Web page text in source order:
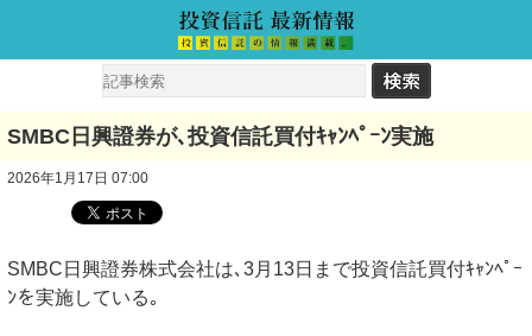
SMBC日興證券が､投資信託買付ｷｬﾝﾍﾟｰﾝ実施
2026年1月17日 07:00
SMBC日興證券株式会社は､3月13日まで投資信託買付ｷｬﾝﾍﾟｰ
ﾝを実施している｡